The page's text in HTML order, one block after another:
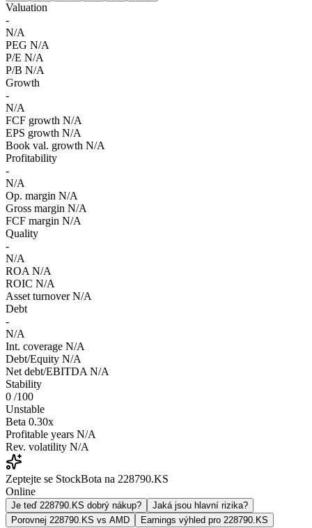
Valuation
-
N/A
PEG N/A
P/E N/A
P/B N/A
Growth
-
N/A
FCF growth N/A
EPS growth N/A
Book val. growth N/A
Profitability
-
N/A
Op. margin N/A
Gross margin N/A
FCF margin N/A
Quality
-
N/A
ROA N/A
ROIC N/A
Asset turnover N/A
Debt
-
N/A
Int. coverage N/A
Debt/Equity N/A
Net debt/EBITDA N/A
Stability
0 /100
Unstable
Beta 0.30x
Profitable years N/A
Rev. volatility N/A
Zeptejte se StockBota na 228790.KS
Online
Je teď 228790.KS dobrý nákup?
Jaká jsou hlavní rizika?
Porovnej 228790.KS vs AMD
Earnings výhled pro 228790.KS